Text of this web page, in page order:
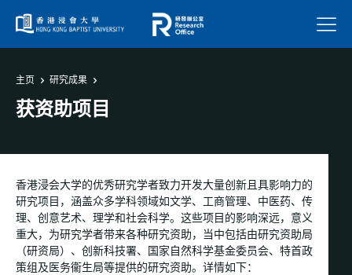
菜单
主页 研究成果
获资助项目
香港浸会大学的优秀研究学者致力开发大量创新且具影响力的
研究项目，涵盖众多学科领域如文学、工商管理、中医药、传
理、创意艺术、理学和社会科学。这些项目的影响深远，意义
重大，为研究学者带来各种研究资助，当中包括由研究资助局
（研资局）、创新科技署、国家自然科学基金委员会、特首政
策组及医务衞生局等提供的研究资助。详情如下：